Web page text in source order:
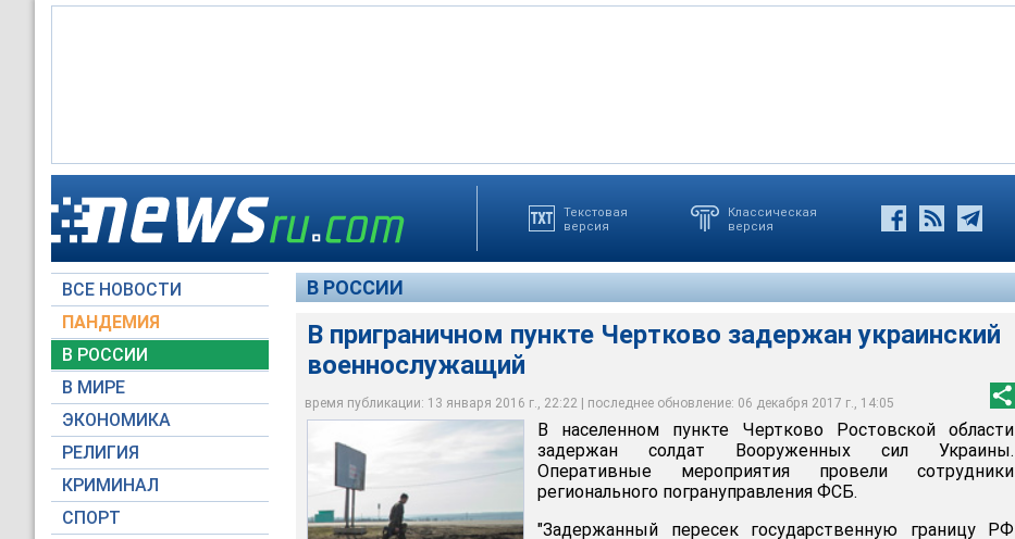
Текстовая
версия
Классическая
версия
ВСЕ НОВОСТИ
ПАНДЕМИЯ
В РОССИИ
В МИРЕ
ЭКОНОМИКА
РЕЛИГИЯ
КРИМИНАЛ
СПОРТ
В РОССИИ
В приграничном пункте Чертково задержан украинский
военнослужащий
время публикации: 13 января 2016 г., 22:22 | последнее обновление: 06 декабря 2017 г., 14:05
Задержанный пересек государственную границу РФ вне установленного пункта
пропуска, при себе не имел документов, удостоверяющих личность
Reuters
Если дело дойдет до суда, то военнослужащий может оказаться в колонии
Reuters
Это не первый случай задержания украинских военнослужащих. В сентябре 2015
года сотрудники ФСБ задержали группу десантников из Украины
Reuters
В населенном пункте Чертково Ростовской области
задержан солдат Вооруженных сил Украины.
Оперативные мероприятия провели сотрудники
регионального погрануправления ФСБ.
"Задержанный пересек государственную границу РФ